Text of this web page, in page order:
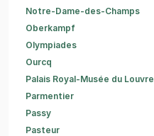
Notre-Dame-des-Champs
Oberkampf
Olympiades
Ourcq
Palais Royal-Musée du Louvre
Parmentier
Passy
Pasteur